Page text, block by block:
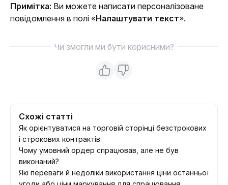
Примітка: Ви можете написати персоналізоване
повідомлення в полі «Налаштувати текст».
Чи змогли ми бути корисними?
Схожі статті
Як орієнтуватися на торговій сторінці безстрокових
і строкових контрактів
Чому умовний ордер спрацював, але не був
виконаний?
Які переваги й недоліки використання ціни останньої